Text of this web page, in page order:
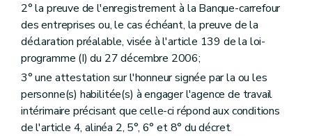
2° la preuve de l'enregistrement à la Banque-carrefour
des entreprises ou, le cas échéant, la preuve de la
déclaration préalable, visée à l'article 139 de la loi-
programme (I) du 27 décembre 2006;
3° une attestation sur l'honneur signée par la ou les
personne(s) habilitée(s) à engager l'agence de travail
intérimaire précisant que celle-ci répond aux conditions
de l'article 4, alinéa 2, 5°, 6° et 8° du décret.